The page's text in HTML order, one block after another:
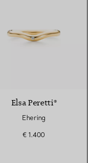
Elsa Peretti®
Ehering
€ 1.400